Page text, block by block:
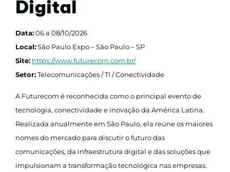
Digital
Data:06 a 08/10/2026
Local:São Paulo Expo – São Paulo – SP
Site: https://www.futurecom.com.br/
Setor:Telecomunicações / TI / Conectividade
A Futurecom é reconhecida como o principal evento de
tecnologia, conectividade e inovação da América Latina.
Realizada anualmente em São Paulo, ela reúne os maiores
nomes do mercado para discutir o futuro das
comunicações, da infraestrutura digital e das soluções que
impulsionam a transformação tecnológica nas empresas.